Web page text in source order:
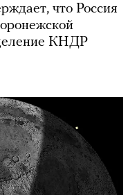
что Россия
КНДР